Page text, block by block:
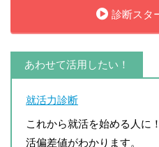
診断スタ
あわせて活用したい！
就活力診断
これから就活を始める人に
活偏差値がわかります。